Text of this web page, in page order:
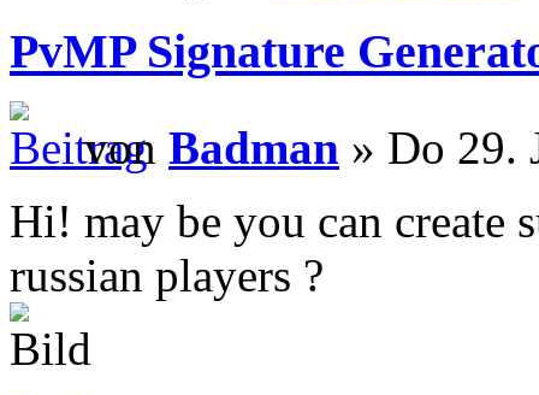
PvMP Signature
von Badman » Do 29.
Hi! may be you can create
russian players ?